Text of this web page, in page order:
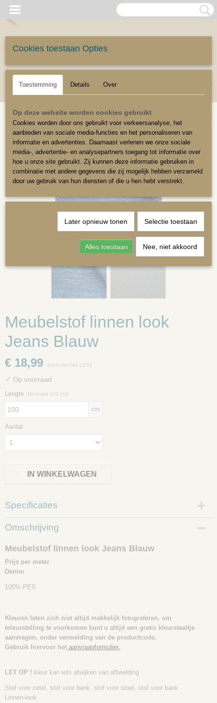
Inloggen Registreren
(0)
Home>Meubelstoffen>Meubelstoffen algemeen>Meubelstof linnen look
Jeans Blauw
Meubelstof linnen look
Jeans Blauw
€ 18,99 (inclusief btw 21%)
✓ Op voorraad
Lengte (Minimaal 100 cm)
cm
Aantal
IN WINKELWAGEN
Specificaties
Productcode
118012
Omschrijving
Meubelstof linnen look Jeans Blauw
Prijs per meter
Denim
100% PES
Kleuren laten zich niet altijd makkelijk fotograferen, om
teleurstelling te voorkomen kunt u altijd een gratis kleurstaaltje
aanvragen, onder vermelding van de productcode.
Gebruik hiervoor het aanvraagformulier.
LET OP ! kleur kan iets afwijken van afbeelding
Stof voor zetel, stof voor bank, stof voor stoel, stof voor bank
Linnen-look
| KUSSENS OP MAAT
Cookies toestaan Opties
Toestemming Details Over
Op deze website worden cookies gebruikt
Cookies worden door ons gebruikt voor verkeersanalyse, het
aanbieden van sociale media-functies en het personaliseren van
informatie en advertenties. Daarnaast verlenen we onze sociale
media-, advertentie- en analysepartners toegang tot informatie over
hoe u onze site gebruikt. Zij kunnen deze informatie gebruiken in
combinatie met andere gegevens die zij mogelijk hebben verzameld
door uw gebruik van hun diensten of die u hen hebt verstrekt.
Later opnieuw tonen Selectie toestaan
Alles toestaan Nee, niet akkoord